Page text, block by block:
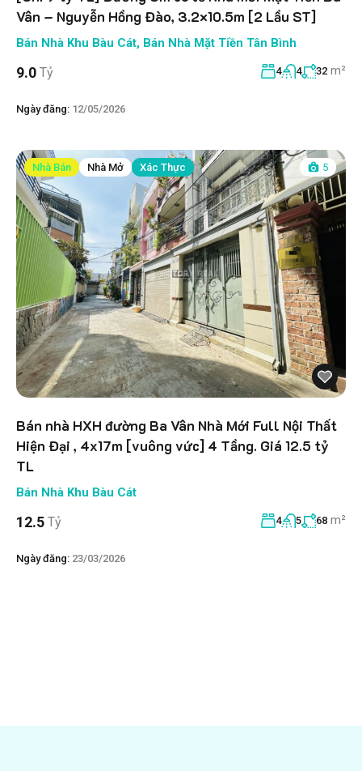
Vân – Nguyễn Hồng Đào, 3.2×10.5m [2 Lầu ST]
Bán Nhà Khu Bàu Cát, Bán Nhà Mặt Tiền Tân Bình
9.0 Tỷ 4 4 32 m²
Ngày đăng: 12/05/2026
Nhà Bán Nhà Mở Xác Thực 5
Bán nhà HXH đường Ba Vân Nhà Mới Full Nội Thất
Hiện Đại , 4x17m [vuông vức] 4 Tầng. Giá 12.5 tỷ
TL
Bán Nhà Khu Bàu Cát
12.5 Tỷ 4 5 68 m²
Ngày đăng: 23/03/2026